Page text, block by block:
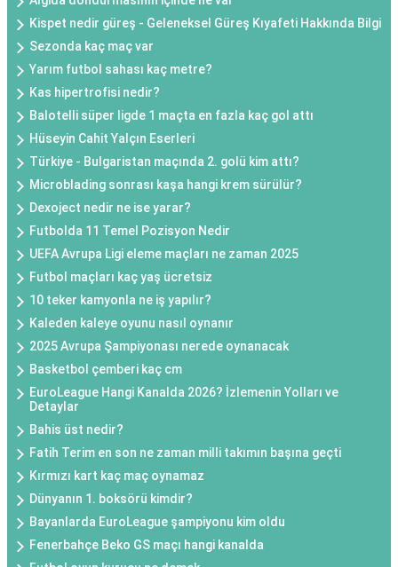
Kispet nedir güreş - Geleneksel Güreş Kıyafeti Hakkında Bilgi
Sezonda kaç maç var
Yarım futbol sahası kaç metre?
Kas hipertrofisi nedir?
Balotelli süper ligde 1 maçta en fazla kaç gol attı
Hüseyin Cahit Yalçın Eserleri
Türkiye - Bulgaristan maçında 2. golü kim attı?
Microblading sonrası kaşa hangi krem sürülür?
Dexoject nedir ne ise yarar?
Futbolda 11 Temel Pozisyon Nedir
UEFA Avrupa Ligi eleme maçları ne zaman 2025
Futbol maçları kaç yaş ücretsiz
10 teker kamyonla ne iş yapılır?
Kaleden kaleye oyunu nasıl oynanır
2025 Avrupa Şampiyonası nerede oynanacak
Basketbol çemberi kaç cm
EuroLeague Hangi Kanalda 2026? İzlemenin Yolları ve
Detaylar
Bahis üst nedir?
Fatih Terim en son ne zaman milli takımın başına geçti
Kırmızı kart kaç maç oynamaz
Dünyanın 1. boksörü kimdir?
Bayanlarda EuroLeague şampiyonu kim oldu
Fenerbahçe Beko GS maçı hangi kanalda